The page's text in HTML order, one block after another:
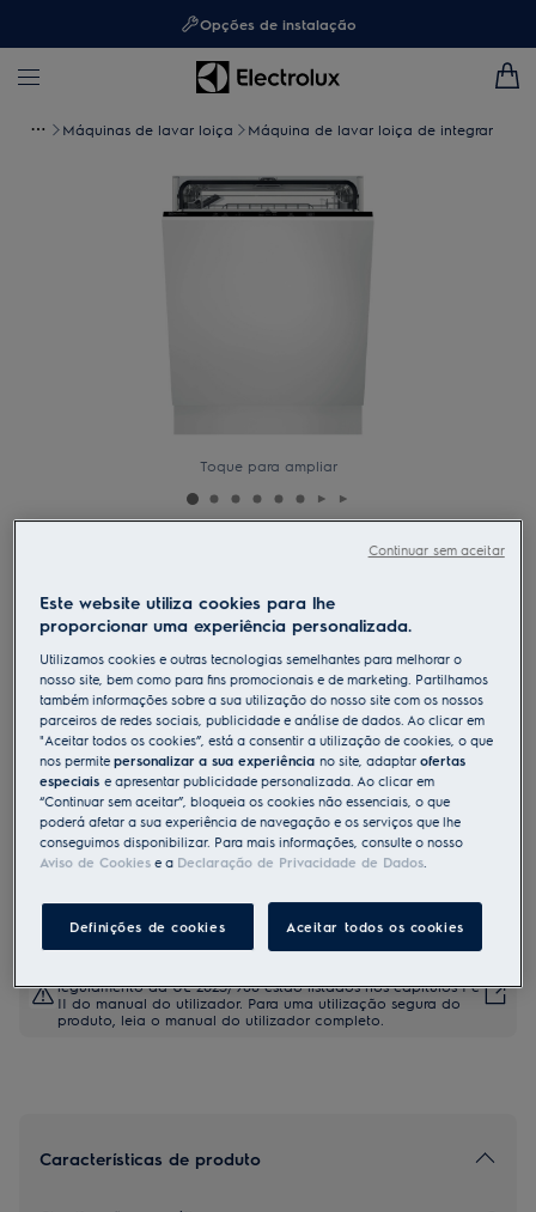
Opções de instalação
Máquinas de lavar loiça Máquina de lavar loiça de integrar
Toque para ampliar
Máquina de lavar loiça de 60 cm
de encastrar Série 300 AirDry para
13 talheres
Ficha de informação do produto
Benefícios
Secagem até três vezes superior com um fluxo de ar natural
A nossa tecnologia utiliza um fluxo de ar natural para secar
totalmente a loiça
Com a ajuda dos sensores ajusta o tempo, a temperatura e a
quantidade de água ideais para cada carga
As dobradiças deslizantes permitem instalar a máquina de loiça
regulamento da UE 2023/988 estão listados nos capítulos I e
II do manual do utilizador. Para uma utilização segura do
produto, leia o manual do utilizador completo.
Características de produto
Este website utiliza cookies para lhe
proporcionar uma experiência personalizada.
Utilizamos cookies e outras tecnologias semelhantes para melhorar o
nosso site, bem como para fins promocionais e de marketing. Partilhamos
também informações sobre a sua utilização do nosso site com os nossos
parceiros de redes sociais, publicidade e análise de dados. Ao clicar em
"Aceitar todos os cookies”, está a consentir a utilização de cookies, o que
nos permitepersonalizar a sua experiênciano site, adaptarofertas
especiaise apresentar publicidade personalizada. Ao clicar em
“Continuar sem aceitar”, bloqueia os cookies não essenciais, o que
poderá afetar a sua experiência de navegação e os serviços que lhe
conseguimos disponibilizar. Para mais informações, consulte o nosso
Aviso de Cookies e a Declaração de Privacidade de Dados
Definições de cookies Aceitar todos os cookies
Continuar sem aceitar